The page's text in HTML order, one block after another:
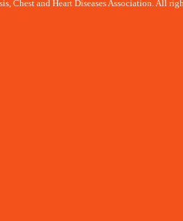
Chest and Heart Diseases Association. All